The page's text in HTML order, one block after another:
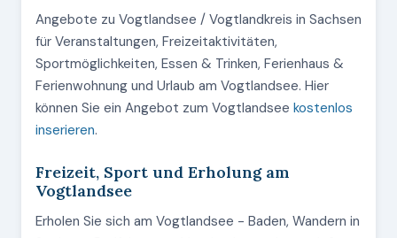
Angebote zu Vogtlandsee / Vogtlandkreis in Sachsen
für Veranstaltungen, Freizeitaktivitäten,
Sportmöglichkeiten, Essen & Trinken, Ferienhaus &
Ferienwohnung und Urlaub am Vogtlandsee. Hier
können Sie ein Angebot zum Vogtlandsee kostenlos
inserieren.
Freizeit, Sport und Erholung am
Vogtlandsee
Erholen Sie sich am Vogtlandsee - Baden, Wandern in